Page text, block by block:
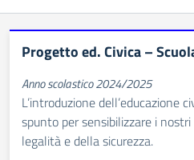
Progetto ed. Civica –
Anno scolastico 2024/2025
L’introduzione dell’educazione
spunto per sensibilizzare i
legalità e della sicurezza.